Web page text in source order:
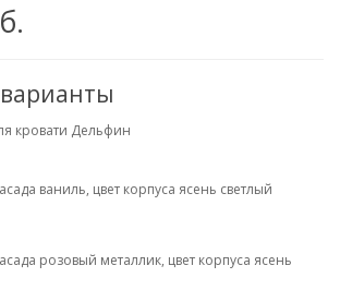
кровати Дельфин
ваниль, цвет корпуса ясень светлый
розовый металлик, цвет корпуса ясень